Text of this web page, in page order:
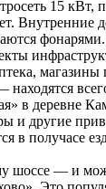
15 кВт,
Внутренние
фонарями.
магазины
находятся
в деревне
и другие
в получасе
шоссе — и